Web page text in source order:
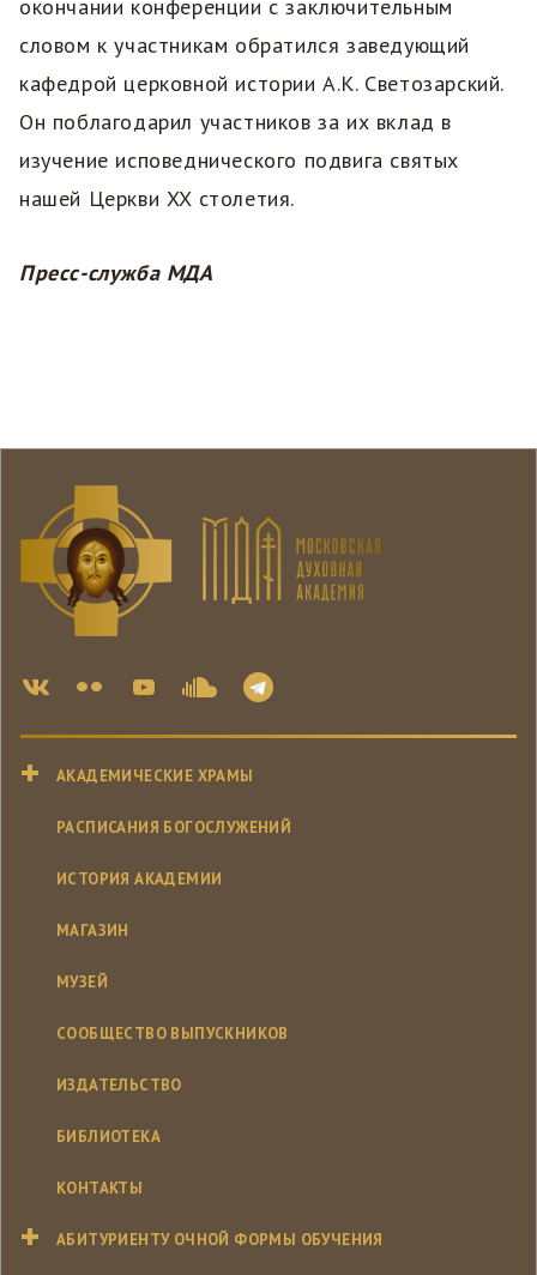
окончании конференции с заключительным
словом к участникам обратился заведующий
кафедрой церковной истории А.К. Светозарский.
Он поблагодарил участников за их вклад в
изучение исповеднического подвига святых
нашей Церкви XX столетия.
Пресс-служба МДА
АКАДЕМИЧЕСКИЕ ХРАМЫ
РАСПИСАНИЯ БОГОСЛУЖЕНИЙ
ИСТОРИЯ АКАДЕМИИ
МАГАЗИН
МУЗЕЙ
СООБЩЕСТВО ВЫПУСКНИКОВ
ИЗДАТЕЛЬСТВО
БИБЛИОТЕКА
КОНТАКТЫ
АБИТУРИЕНТУ ОЧНОЙ ФОРМЫ ОБУЧЕНИЯ